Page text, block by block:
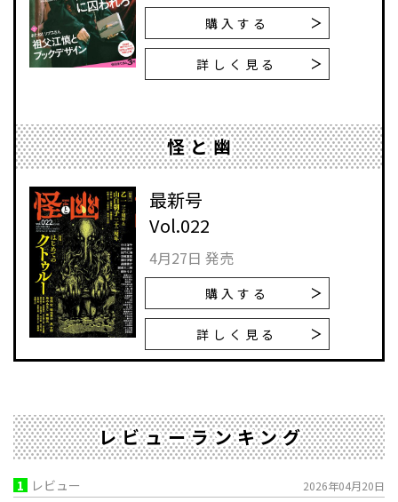
購入する
詳しく見る
怪と幽
最新号
Vol.022
4月27日 発売
購入する
詳しく見る
レビューランキング
1 レビュー 2026年04月20日